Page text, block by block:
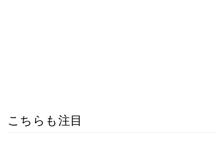
こちらも注目